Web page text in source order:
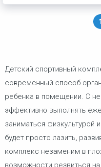
Детский спортивный
современный способ
ребенка в помещении. С
эффективно выполнять
заниматься физкультурой
будет просто лазить,
комплекс незаменим в
возможности резвиться на